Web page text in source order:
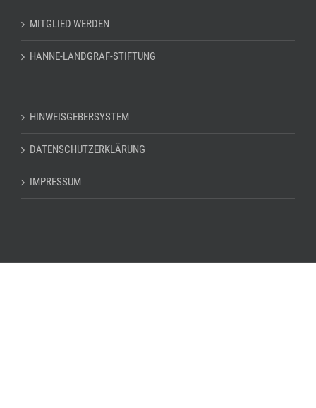
MITGLIED WERDEN
HANNE-LANDGRAF-STIFTUNG
HINWEISGEBERSYSTEM
DATENSCHUTZERKLÄRUNG
IMPRESSUM